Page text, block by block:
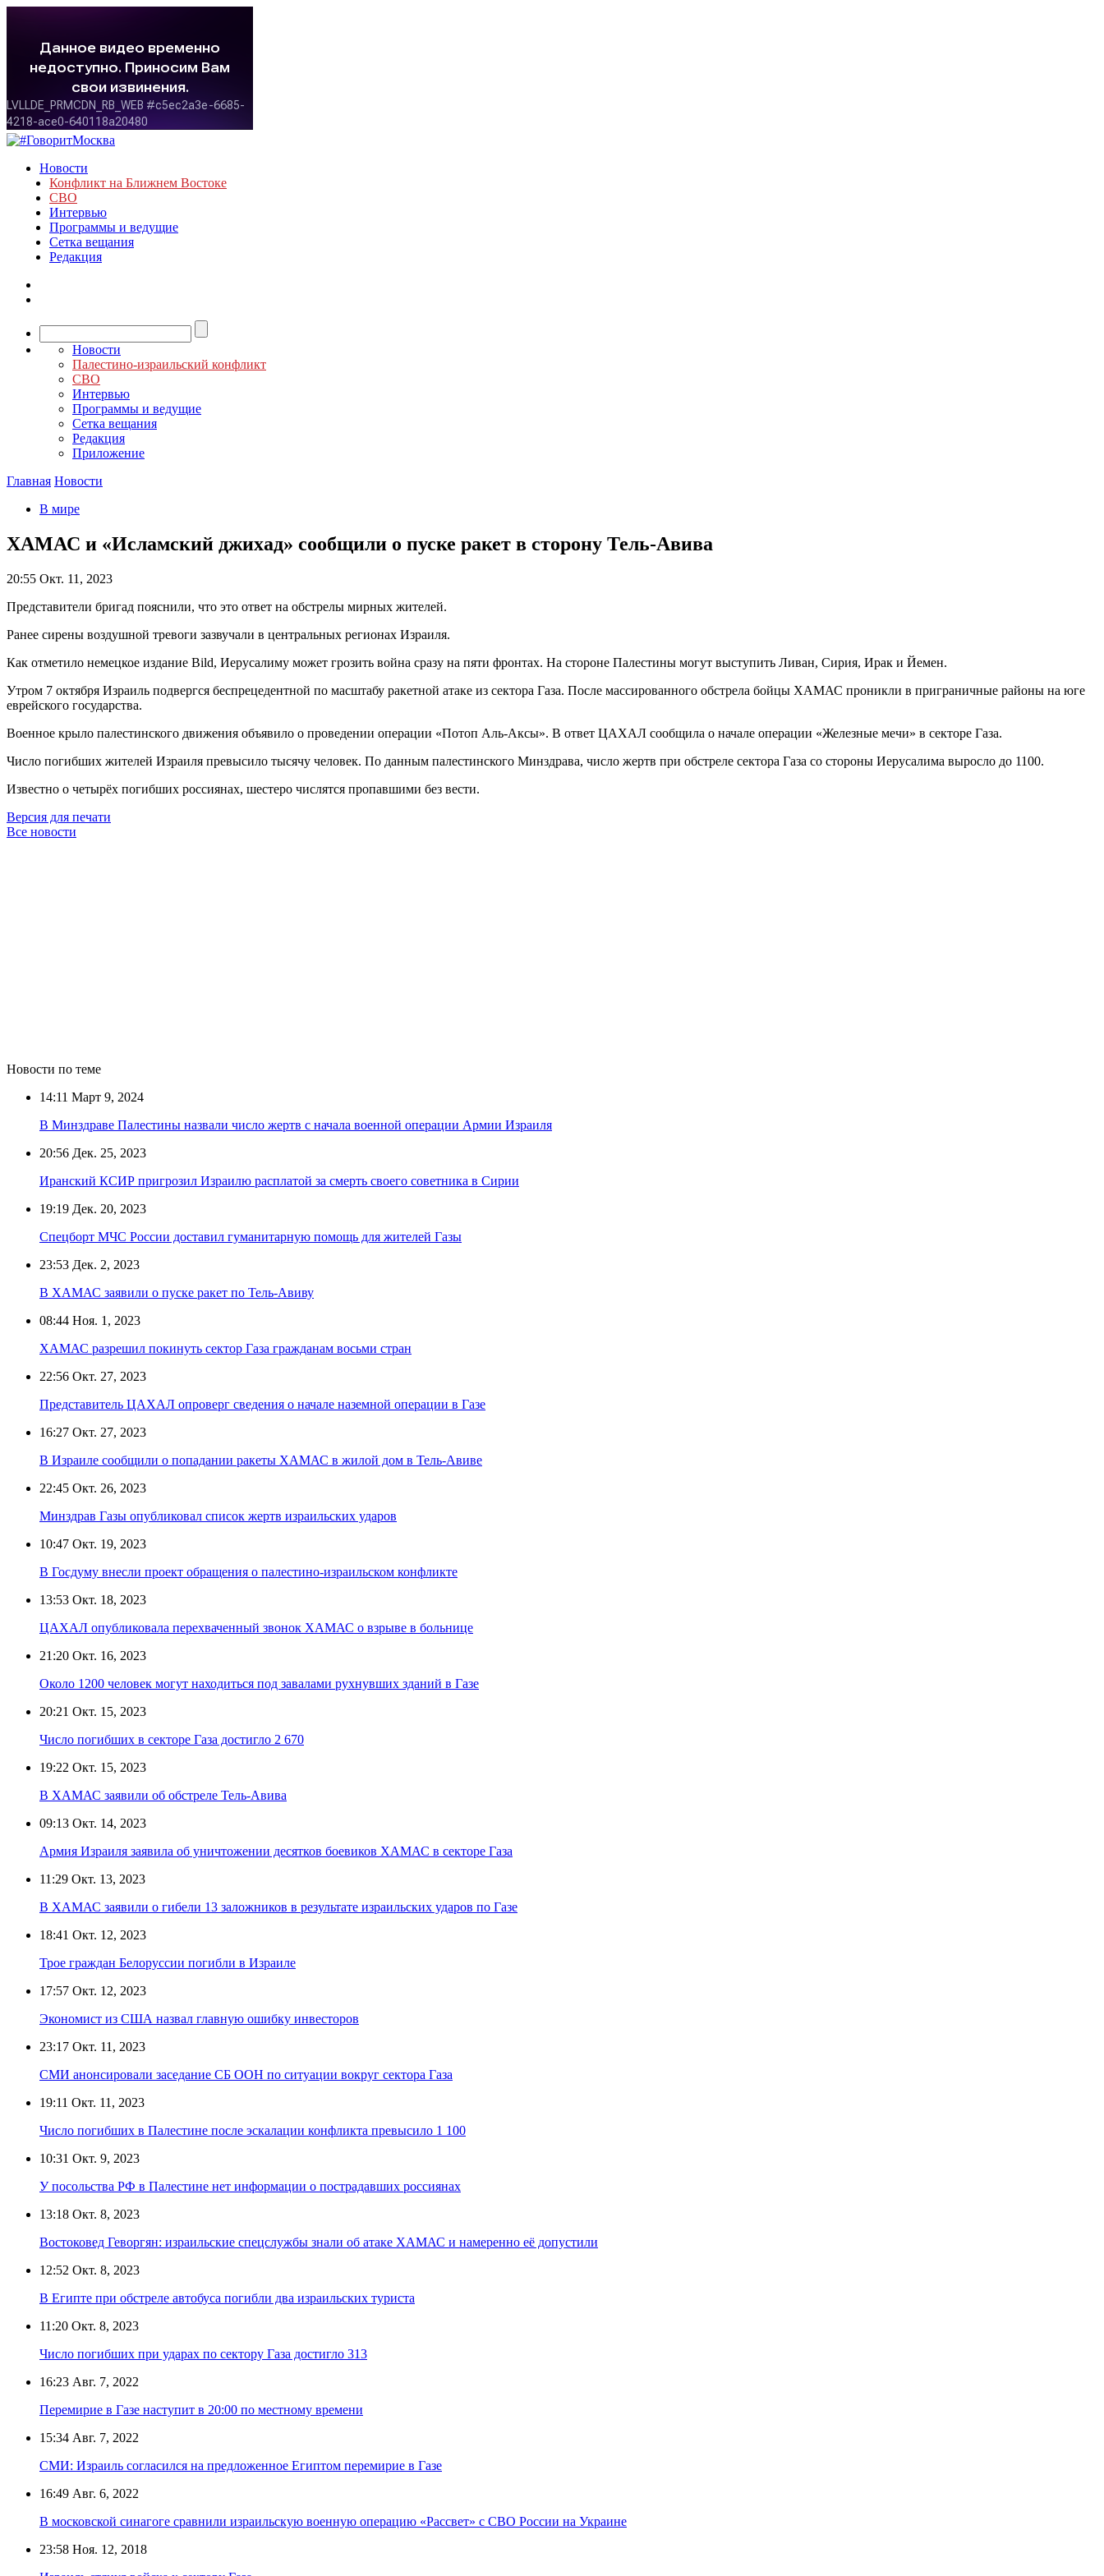
Новости
Конфликт на Ближнем Востоке
СВО
Интервью
Программы и ведущие
Сетка вещания
Редакция
Новости
Палестино-израильский конфликт
СВО
Интервью
Программы и ведущие
Сетка вещания
Редакция
Приложение
Главная Новости
В мире
ХАМАС и «Исламский джихад» сообщили о пуске ракет в сторону Тель-Авива
20:55 Окт. 11, 2023
Представители бригад пояснили, что это ответ на обстрелы мирных жителей.
Ранее сирены воздушной тревоги зазвучали в центральных регионах Израиля.
Как отметило немецкое издание Bild, Иерусалиму может грозить война сразу на пяти фронтах. На стороне Палестины могут выступить Ливан, Сирия, Ирак и Йемен.
Утром 7 октября Израиль подвергся беспрецедентной по масштабу ракетной атаке из сектора Газа. После массированного обстрела бойцы ХАМАС проникли в приграничные районы на юге
еврейского государства.
Военное крыло палестинского движения объявило о проведении операции «Потоп Аль-Аксы». В ответ ЦАХАЛ сообщила о начале операции «Железные мечи» в секторе Газа.
Число погибших жителей Израиля превысило тысячу человек. По данным палестинского Минздрава, число жертв при обстреле сектора Газа со стороны Иерусалима выросло до 1100.
Известно о четырёх погибших россиянах, шестеро числятся пропавшими без вести.
Версия для печати
Все новости
Новости по теме
14:11 Март 9, 2024
В Минздраве Палестины назвали число жертв с начала военной операции Армии Израиля
20:56 Дек. 25, 2023
Иранский КСИР пригрозил Израилю расплатой за смерть своего советника в Сирии
19:19 Дек. 20, 2023
Спецборт МЧС России доставил гуманитарную помощь для жителей Газы
23:53 Дек. 2, 2023
В ХАМАС заявили о пуске ракет по Тель-Авиву
08:44 Ноя. 1, 2023
ХАМАС разрешил покинуть сектор Газа гражданам восьми стран
22:56 Окт. 27, 2023
Представитель ЦАХАЛ опроверг сведения о начале наземной операции в Газе
16:27 Окт. 27, 2023
В Израиле сообщили о попадании ракеты ХАМАС в жилой дом в Тель-Авиве
22:45 Окт. 26, 2023
Минздрав Газы опубликовал список жертв израильских ударов
10:47 Окт. 19, 2023
В Госдуму внесли проект обращения о палестино-израильском конфликте
13:53 Окт. 18, 2023
ЦАХАЛ опубликовала перехваченный звонок ХАМАС о взрыве в больнице
21:20 Окт. 16, 2023
Около 1200 человек могут находиться под завалами рухнувших зданий в Газе
20:21 Окт. 15, 2023
Число погибших в секторе Газа достигло 2 670
19:22 Окт. 15, 2023
В ХАМАС заявили об обстреле Тель-Авива
09:13 Окт. 14, 2023
Армия Израиля заявила об уничтожении десятков боевиков ХАМАС в секторе Газа
11:29 Окт. 13, 2023
В ХАМАС заявили о гибели 13 заложников в результате израильских ударов по Газе
18:41 Окт. 12, 2023
Трое граждан Белоруссии погибли в Израиле
17:57 Окт. 12, 2023
Экономист из США назвал главную ошибку инвесторов
23:17 Окт. 11, 2023
СМИ анонсировали заседание СБ ООН по ситуации вокруг сектора Газа
19:11 Окт. 11, 2023
Число погибших в Палестине после эскалации конфликта превысило 1 100
10:31 Окт. 9, 2023
У посольства РФ в Палестине нет информации о пострадавших россиянах
13:18 Окт. 8, 2023
Востоковед Геворгян: израильские спецслужбы знали об атаке ХАМАС и намеренно её допустили
12:52 Окт. 8, 2023
В Египте при обстреле автобуса погибли два израильских туриста
11:20 Окт. 8, 2023
Число погибших при ударах по сектору Газа достигло 313
16:23 Авг. 7, 2022
Перемирие в Газе наступит в 20:00 по местному времени
15:34 Авг. 7, 2022
СМИ: Израиль согласился на предложенное Египтом перемирие в Газе
16:49 Авг. 6, 2022
В московской синагоге сравнили израильскую военную операцию «Рассвет» с СВО России на Украине
23:58 Ноя. 12, 2018